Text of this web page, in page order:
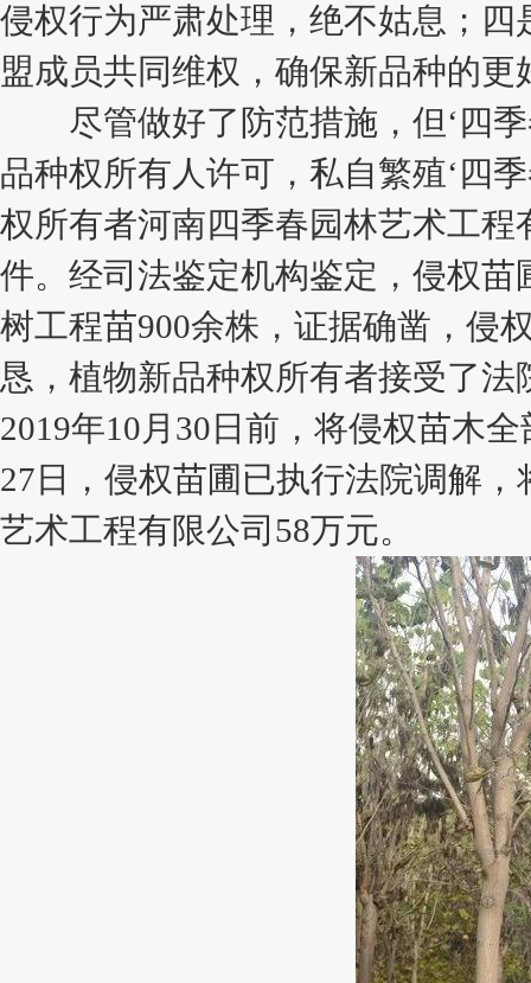
侵权行为严肃处理，绝不姑息；
盟成员共同维权，确保新品种的更
尽管做好了防范措施，但‘四季
品种权所有人许可，私自繁殖‘四
权所有者河南四季春园林艺术工
件。经司法鉴定机构鉴定，侵权苗
树工程苗900余株，证据确凿，侵
恳，植物新品种权所有者接受了
2019年10月30日前，将侵权苗木
27日，侵权苗圃已执行法院调解
艺术工程有限公司58万元。